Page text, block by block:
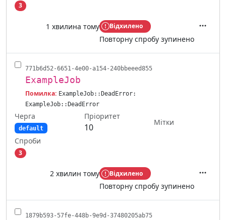
3
1 хвилина тому Відхилено
Повторну спробу зупинено
Дії
771b6d52-6651-4e00-a154-240bbeeed855
ExampleJob
Помилка: ExampleJob::DeadError:
ExampleJob::DeadError
Черга
default
Пріоритет
10
Мітки
Спроби
3
2 хвилин тому Відхилено
Повторну спробу зупинено
1879b593-57fe-448b-9e9d-37480205ab75